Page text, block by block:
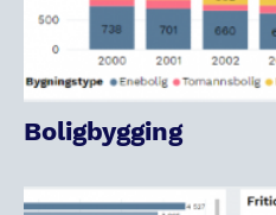
Boligbygging